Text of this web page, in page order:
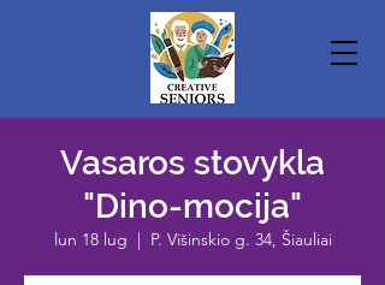
Vasaros stovykla
"Dino-mocija"
lun 18 lug
  |
P. Višinskio g. 34, Šiauliai